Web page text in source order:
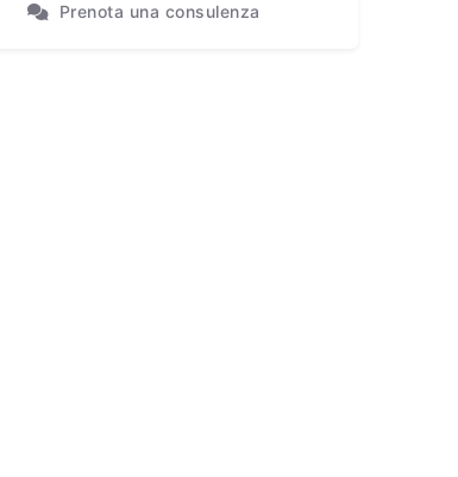
Prenota una consulenza